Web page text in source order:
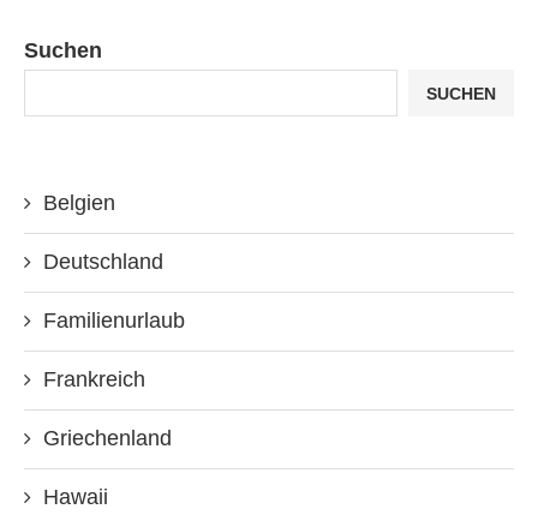
Suchen
SUCHEN
Belgien
Deutschland
Familienurlaub
Frankreich
Griechenland
Hawaii